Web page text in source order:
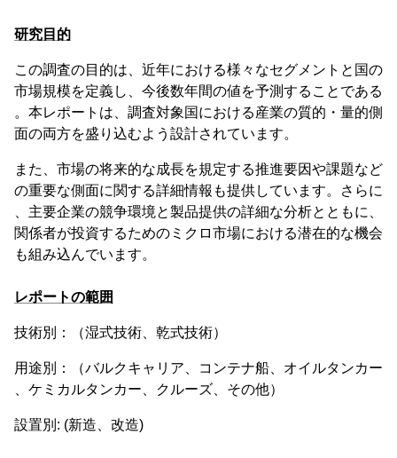
研究目的
この調査の目的は、近年における様々なセグメントと国の
市場規模を定義し、今後数年間の値を予測することである
。本レポートは、調査対象国における産業の質的・量的側
面の両方を盛り込むよう設計されています。
また、市場の将来的な成長を規定する推進要因や課題など
の重要な側面に関する詳細情報も提供しています。さらに
、主要企業の競争環境と製品提供の詳細な分析とともに、
関係者が投資するためのミクロ市場における潜在的な機会
も組み込んでいます。
レポートの範囲
技術別：（湿式技術、乾式技術）
用途別：（バルクキャリア、コンテナ船、オイルタンカー
、ケミカルタンカー、クルーズ、その他）
設置別: (新造、改造)